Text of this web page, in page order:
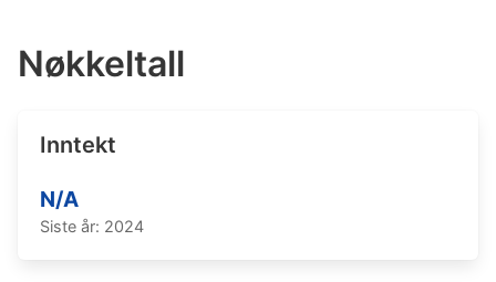
Nøkkeltall
Inntekt
N/A
Siste år: 2024